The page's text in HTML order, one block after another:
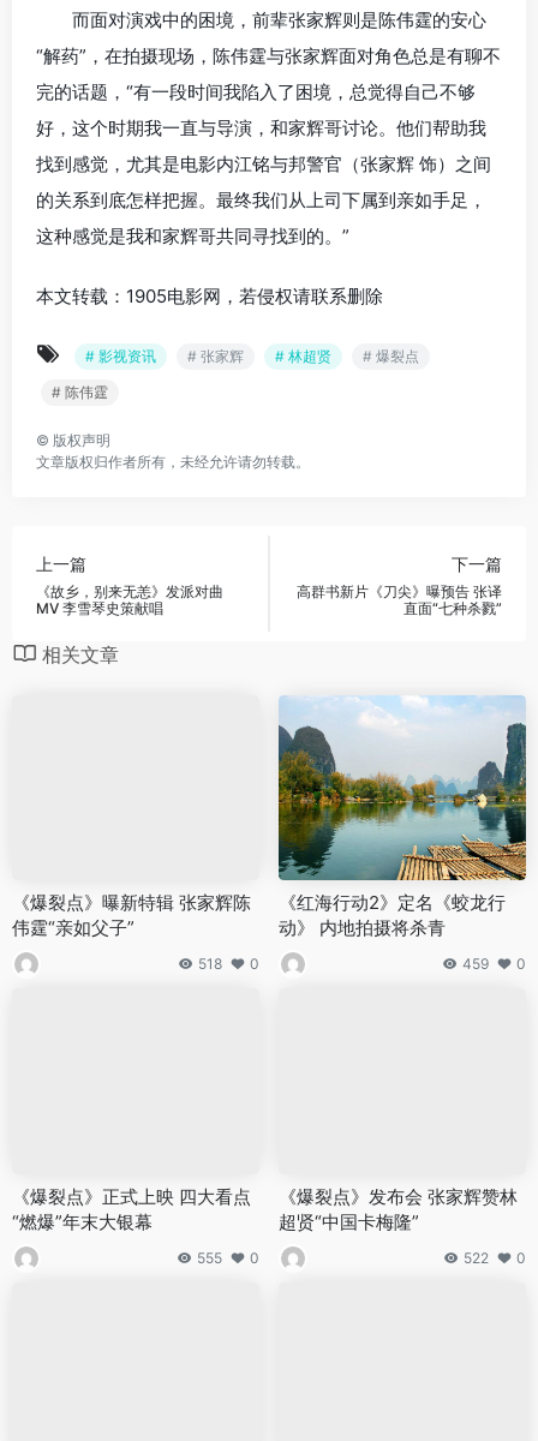
而面对演戏中的困境，前辈张家辉则是陈伟霆的安心
“解药”，在拍摄现场，陈伟霆与张家辉面对角色总是有聊不
完的话题，“有一段时间我陷入了困境，总觉得自己不够
好，这个时期我一直与导演，和家辉哥讨论。他们帮助我
找到感觉，尤其是电影内江铭与邦警官（张家辉 饰）之间
的关系到底怎样把握。最终我们从上司下属到亲如手足，
这种感觉是我和家辉哥共同寻找到的。”
本文转载：1905电影网，若侵权请联系删除
# 影视资讯 # 张家辉 # 林超贤
# 爆裂点
# 陈伟霆
© 版权声明
文章版权归作者所有，未经允许请勿转载。
上一篇
《故乡，别来无恙》发派对曲
MV 李雪琴史策献唱
下一篇
高群书新片《刀尖》曝预告 张译
直面“七种杀戮”
相关文章
《爆裂点》曝新特辑 张家辉陈
伟霆“亲如父子”
518 0
《红海行动2》定名《蛟龙行
动》 内地拍摄将杀青
459 0
《爆裂点》正式上映 四大看点
“燃爆”年末大银幕
555 0
《爆裂点》发布会 张家辉赞林
超贤“中国卡梅隆”
522 0